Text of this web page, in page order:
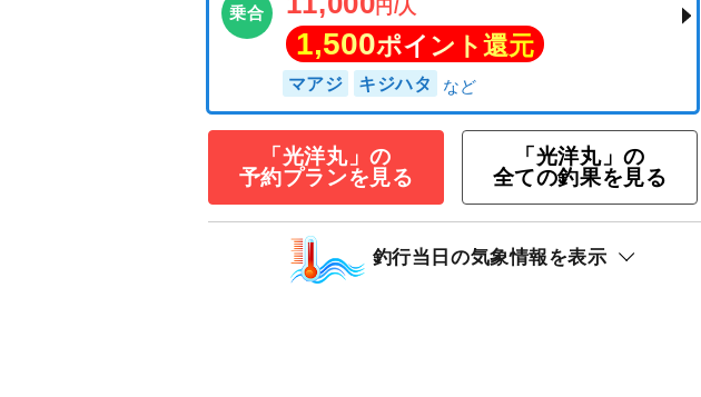
乗合
○近海延長便○サビキ＆根魚五目釣り
ン（アジ泳がせやルアーもOK）
11,000
1,500ポイント還元
マアジ
「光洋丸」の
予約プランを見る
「光洋丸」の
全ての釣果を見る
釣行当日の気象情報を表示